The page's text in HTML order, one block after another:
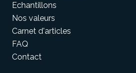
Echantillons
Nos valeurs
Carnet d'articles
FAQ
Contact